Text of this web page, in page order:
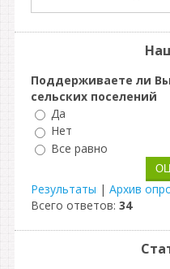
Поддерживаете ли
сельских поселений
Да
Нет
Все равно
Результаты | Архив
Всего ответов: 34